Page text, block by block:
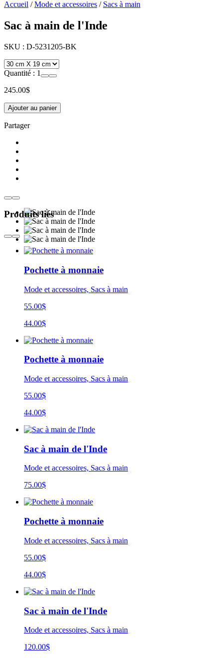
Accueil /Mode et accessoires / Sacs à main
Sac à main de l'Inde
SKU : D-5231205-BK
Quantité : 1
245.00$
Ajouter au panier
Partager
Produits liés
Pochette à monnaie
Mode et accessoires, Sacs à main
55.00$
44.00$
Pochette à monnaie
Mode et accessoires, Sacs à main
55.00$
44.00$
Sac à main de l'Inde
Mode et accessoires, Sacs à main
75.00$
Pochette à monnaie
Mode et accessoires, Sacs à main
55.00$
44.00$
Sac à main de l'Inde
Mode et accessoires, Sacs à main
120.00$